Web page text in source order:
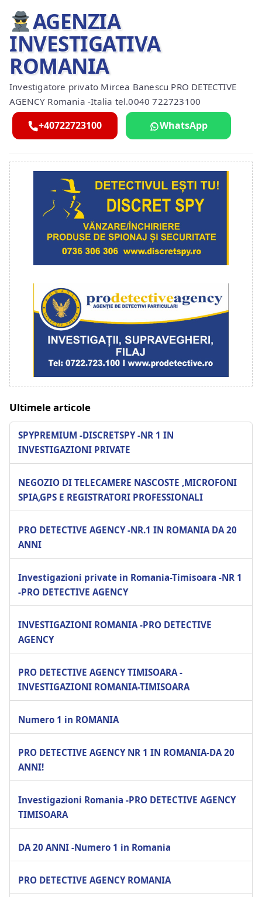
AGENZIA
INVESTIGATIVA
ROMANIA
Investigatore privato Mircea Banescu PRO DETECTIVE
AGENCY Romania -Italia tel.0040 722723100
+40722723100 WhatsApp
Ultimele articole
SPYPREMIUM -DISCRETSPY -NR 1 IN
INVESTIGAZIONI PRIVATE
NEGOZIO DI TELECAMERE NASCOSTE ,MICROFONI
SPIA,GPS E REGISTRATORI PROFESSIONALI
PRO DETECTIVE AGENCY -NR.1 IN ROMANIA DA 20
ANNI
Investigazioni private in Romania-Timisoara -NR 1
-PRO DETECTIVE AGENCY
INVESTIGAZIONI ROMANIA -PRO DETECTIVE
AGENCY
PRO DETECTIVE AGENCY TIMISOARA -
INVESTIGAZIONI ROMANIA-TIMISOARA
Numero 1 in ROMANIA
PRO DETECTIVE AGENCY NR 1 IN ROMANIA-DA 20
ANNI!
Investigazioni Romania -PRO DETECTIVE AGENCY
TIMISOARA
DA 20 ANNI -Numero 1 in Romania
PRO DETECTIVE AGENCY ROMANIA